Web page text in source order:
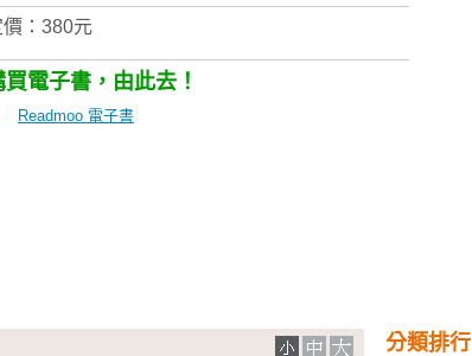
價：380元
買電子書，由此去！
Readmoo 電子書
分類排行